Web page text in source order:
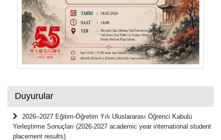
Duyurular
2026–2027 Eğitim-Öğretim Yılı Uluslararası Öğrenci Kabulü
Yerleştirme Sonuçları (2026-2027 academic year international student
placement results)